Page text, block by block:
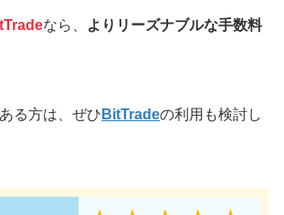
なら、 よりリーズナブルな手数料
る方は、ぜひ BitTradeの利用も検討し